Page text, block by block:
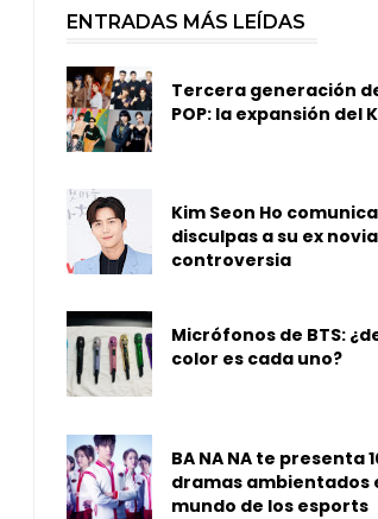
ENTRADAS MÁS LEÍDAS
Tercera generación
POP: la expansión del
Kim Seon Ho
disculpas a su ex
controversia
Micrófonos de BTS:
color es cada uno?
BA NA NA te presenta
dramas ambientados
mundo de los esports